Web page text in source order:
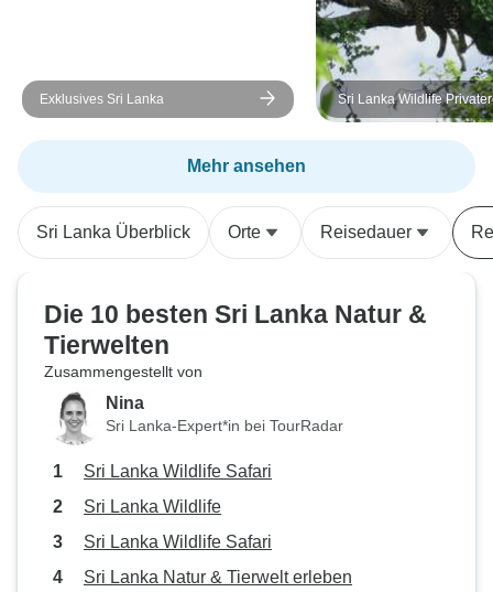
Exklusives Sri Lanka Sri Lanka Wildlife
Mehr ansehen
Sri Lanka Überblick Orte Reisedauer
Die 10 besten Sri Lanka Natur &
Tierwelten
Zusammengestellt von
Nina
Sri Lanka-Expert*in bei TourRadar
Sri Lanka Wildlife Safari
Sri Lanka Wildlife
Sri Lanka Wildlife Safari
Sri Lanka Natur & Tierwelt erleben